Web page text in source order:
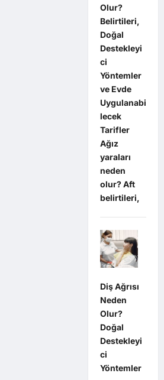
Olur?
Belirtileri,
Doğal
Destekleyi
ci
Yöntemler
ve Evde
Uygulanabi
lecek
Tarifler
Ağız
yaraları
neden
olur? Aft
belirtileri,
Diş Ağrısı
Neden
Olur?
Doğal
Destekleyi
ci
Yöntemler